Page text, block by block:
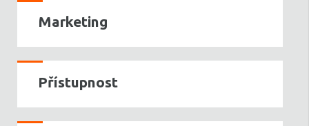
Marketing
Přístupnost